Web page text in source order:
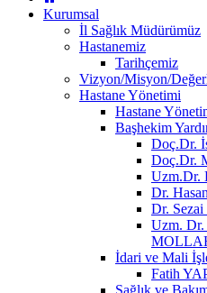
Kurumsal
İl Sağlık Müdürümüz
Hastanemiz
Tarihçemiz
Vizyon/Misyon/
Hastane Yönetimi
Hastane
Başhekim
Doç.Dr.
Doç.Dr.
Uzm.Dr.
Dr.
Dr.
Uzm. Dr.
İdari ve Mali
Fatih
Sağlık ve